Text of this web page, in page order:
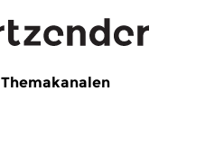
Themakanalen